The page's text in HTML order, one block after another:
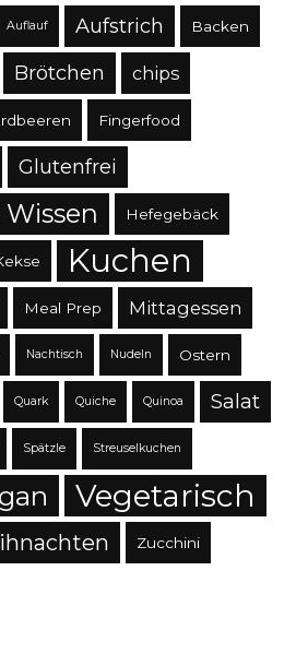
Auflauf Aufstrich Backen
Brötchen chips
Fingerfood
Glutenfrei
Hefegebäck
Kuchen
Meal Prep Mittagessen
Nachtisch Nudeln Ostern
Quark Quiche Quinoa Salat
Spätzle Streuselkuchen
Vegetarisch
Zucchini